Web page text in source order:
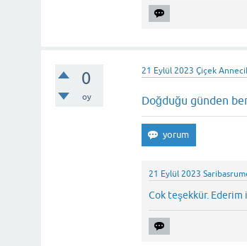
0
oy
21 Eylül 2023 Çiçek
Doğduğu günden
21 Eylül 2023
Cok teşekkür. Ederim